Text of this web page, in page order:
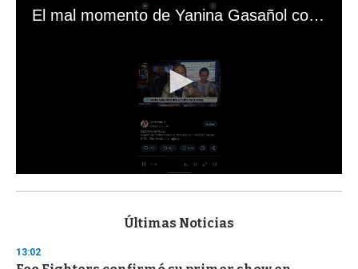
El mal momento de Yanina Gasañol con un hincha argentino en "Subrayado"
s
d
Últimas Noticias
13:02